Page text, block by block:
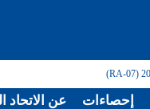
عن الاتحاد إحصاءات